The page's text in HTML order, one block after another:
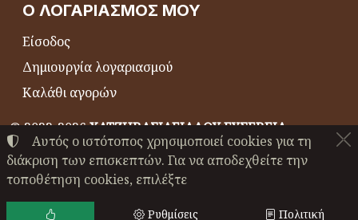
Ο ΛΟΓΑΡΙΑΣΜΌΣ ΜΟΥ
Είσοδος
Δημιουργία λογαριασμού
Καλάθι αγορών
©2022-2026ΧΑΤΖΗΒΑΣΙΛΕΙΑΔΟΥ ΕΥΣΕΒΕΙΑ
ΑΦΜ:EL044864230• Αριθμός ΓΕΜΗ:24489147000
Όροι χρήσης•Πολιτική απορρήτου•Πολιτική cookies
Ρυθμίσεις cookies
Αυτός ο ιστότοπος χρησιμοποιεί cookies για τη
διάκριση των επισκεπτών. Για να αποδεχθείτε την
τοποθέτηση cookies, επιλέξτε
Ρυθμίσεις Πολιτική